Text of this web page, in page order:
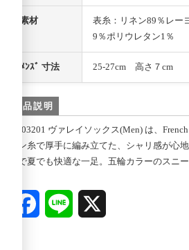
素材
表糸：リネン89％レ
9％ポリウレタン1％
ﾒﾝｽﾞ 寸法 25-27cm 高さ７cm
商品説明
21-03201 ヴァレイソックス(Men) は、
ネン糸で厚手に編み立てた、シャリ感が心
地で夏でも快適な一足。五輪カラーのスニ
FacebookLine